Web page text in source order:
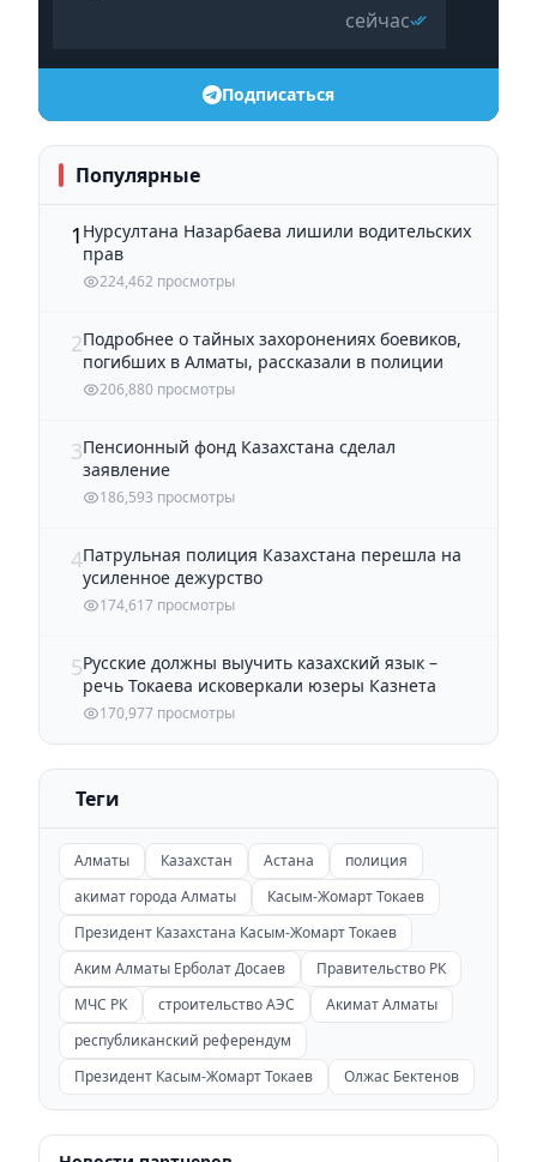
сейчас
Подписаться
Популярные
1 Нурсултана Назарбаева лишили водительских
прав
224,462 просмотры
2Подробнее о тайных захоронениях боевиков,
погибших в Алматы, рассказали в полиции
206,880 просмотры
3Пенсионный фонд Казахстана сделал
заявление
186,593 просмотры
4Патрульная полиция Казахстана перешла на
усиленное дежурство
174,617 просмотры
5Русские должны выучить казахский язык –
речь Токаева исковеркали юзеры Казнета
170,977 просмотры
Теги
Алматы Казахстан Астана
полиция
акимат города Алматы
Касым-Жомарт Токаев
Президент Казахстана Касым-Жомарт Токаев
Аким Алматы Ерболат Досаев
Правительство РК
МЧС РК
строительство АЭС
Акимат Алматы
республиканский референдум
Президент Касым-Жомарт Токаев
Олжас Бектенов